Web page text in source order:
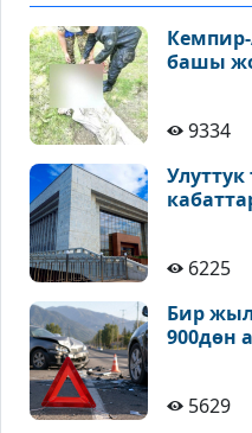
башы
9334
6225
Бир
900дөн
5629